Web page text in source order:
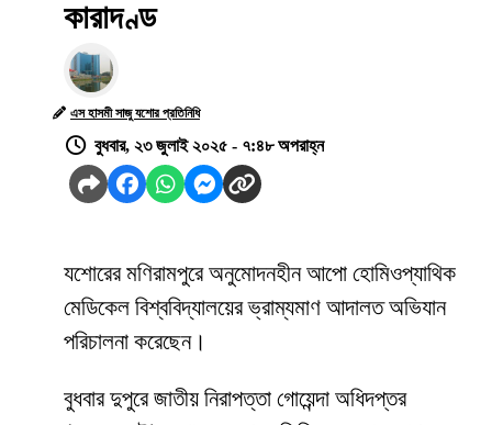
কারাদণ্ড
এস হাসমী সাজু যশোর প্রতিনিধি
বুধবার, ২৩ জুলাই ২০২৫ - ৭:৪৮ অপরাহ্ন
যশোরের মণিরামপুরে অনুমোদনহীন আপো হোমিওপ্যাথিক
মেডিকেল বিশ্ববিদ্যালয়ের ভ্রাম্যমাণ আদালত অভিযান
পরিচালনা করেছেন।
বুধবার দুপুরে জাতীয় নিরাপত্তা গোয়েন্দা অধিদপ্তর